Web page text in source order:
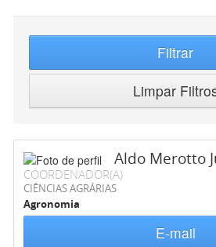
Filtrar
Limpar
Aldo Merotto
COORDENADOR(A)
CIÊNCIAS AGRÁRIAS
Agronomia
E-mail